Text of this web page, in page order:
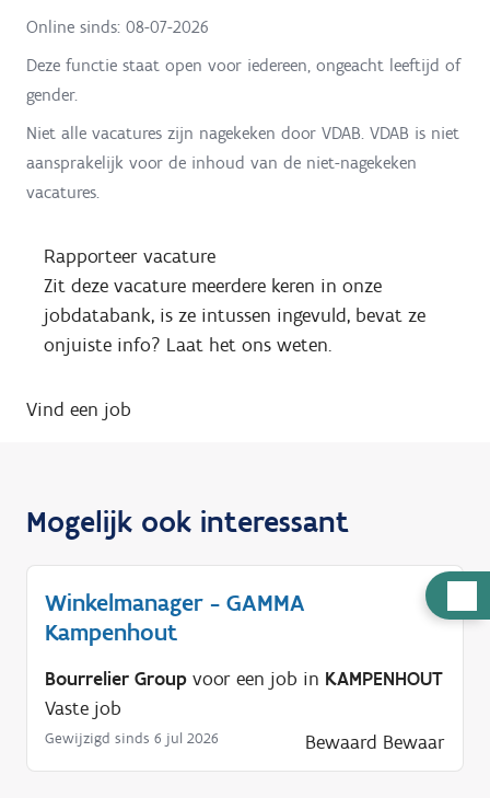
u
p
o
d
Online sinds: 08-07-2026
Deze functie staat open voor iedereen, ongeacht leeftijd of
gender.
Niet alle vacatures zijn nagekeken door VDAB. VDAB is niet
aansprakelijk voor de inhoud van de niet-nagekeken
vacatures.
Rapporteer vacature
Zit deze vacature meerdere keren in onze
jobdatabank, is ze intussen ingevuld, bevat ze
onjuiste info? Laat het ons weten.
Vind een job
Mogelijk ook interessant
Winkelmanager - GAMMA
Kampenhout
Bourrelier Group voor een job in KAMPENHOUT
Vaste job
Gewijzigd sinds 6 jul 2026 Bewaard Bewaar